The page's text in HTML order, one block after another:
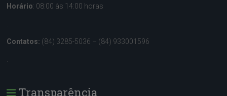
Horário: 08:00 às 14:00 horas
Contatos: (84) 3285-5036 – (84) 933001596
Transparência